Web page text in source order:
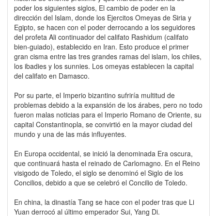
poder los siguientes siglos, El cambio de poder en la
dirección del Islam, donde los Ejercitos Omeyas de Siria y
Egipto, se hacen con el poder derrocando a los seguidores
del profeta Ali continuador del califato Rashidum (califato
bien-guiado), establecido en Iran. Esto produce el primer
gran cisma entre las tres grandes ramas del islam, los chiies,
los ibadies y los sunnies. Los omeyas establecen la capital
del califato en Damasco.
Por su parte, el Imperio bizantino sufriría multitud de
problemas debido a la expansión de los árabes, pero no todo
fueron malas noticias para el Imperio Romano de Oriente, su
capital Constantinopla, se convirtió en la mayor ciudad del
mundo y una de las más influyentes.
En Europa occidental, se inició la denominada Era oscura,
que continuará hasta el reinado de Carlomagno. En el Reino
visigodo de Toledo, el siglo se denominó el Siglo de los
Concilios, debido a que se celebró el Concilio de Toledo.
En china, la dinastía Tang se hace con el poder tras que Li
Yuan derrocó al último emperador Sui, Yang Di.